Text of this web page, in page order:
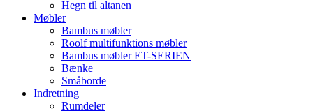
Hegn til altanen
Møbler
Bambus møbler
Roolf multifunktions møbler
Bambus møbler ET-SERIEN
Bænke
Småborde
Indretning
Rumdeler